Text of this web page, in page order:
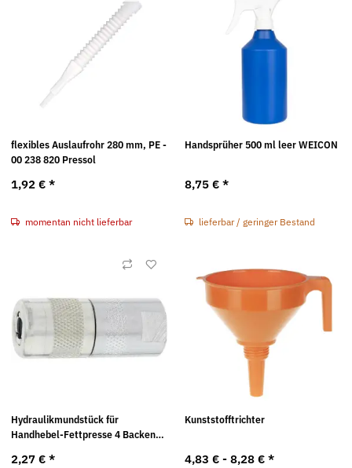
flexibles Auslaufrohr 280 mm, PE -
00 238 820 Pressol
1,92 € *
momentan nicht lieferbar
Handsprüher 500 ml leer WEICON
8,75 € *
lieferbar / geringer Bestand
Hydraulikmundstück für
Handhebel-Fettpresse 4 Backen
2,27 € *
Kunststofftrichter
4,83 € - 8,28 € *